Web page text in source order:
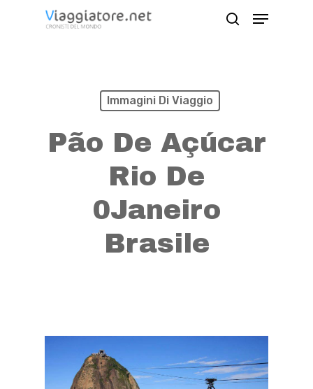
Menu
Immagini Di Viaggio
Pão De Açúcar
Rio De
0Janeiro
Brasile